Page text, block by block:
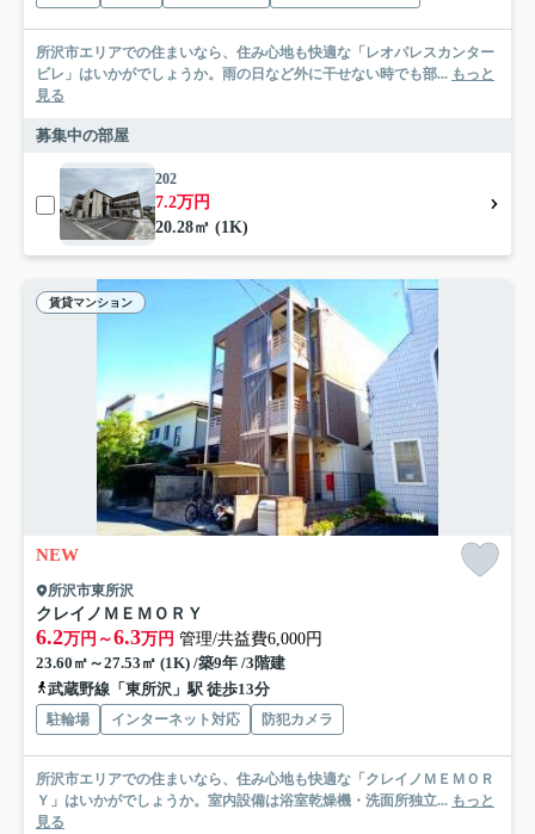
所沢市エリアでの住まいなら、住み心地も快適な「レオパレスカンター
ビレ」はいかがでしょうか。雨の日など外に干せない時でも部... もっと
見る
募集中の部屋
202
7.2万円
20.28㎡ (1K)
賃貸マンション
NEW
所沢市東所沢
クレイノＭＥＭＯＲＹ
6.2万円～6.3万円 管理/共益費6,000円
23.60㎡～27.53㎡ (1K) /築9年 /3階建
武蔵野線「東所沢」駅 徒歩13分
駐輪場 インターネット対応 防犯カメラ
所沢市エリアでの住まいなら、住み心地も快適な「クレイノＭＥＭＯＲ
Ｙ」はいかがでしょうか。室内設備は浴室乾燥機・洗面所独立... もっと
見る